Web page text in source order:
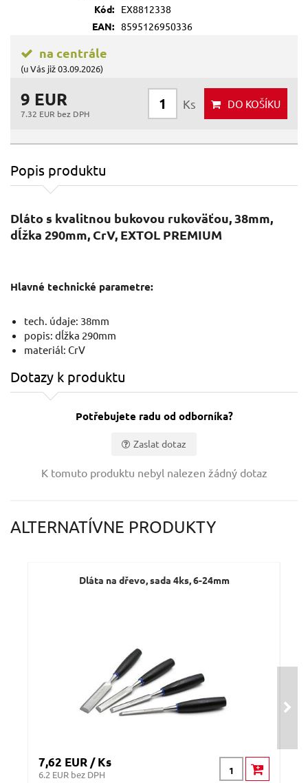
Kód:
EX8812338
EAN: 8595126950336
na centrále
(u Vás již 03.09.2026)
9 EUR
7.32 EUR bez DPH
Ks DO KOŠÍKU
Popis produktu
Dláto s kvalitnou bukovou rukoväťou, 38mm,
dĺžka 290mm, CrV, EXTOL PREMIUM
Hlavné technické parametre:
tech. údaje: 38mm
popis: dĺžka 290mm
materiál: CrV
Dotazy k produktu
Potřebujete radu od odborníka?
Zaslat dotaz
K tomuto produktu nebyl nalezen žádný dotaz
ALTERNATÍVNE PRODUKTY
Dláta na dřevo, sada 4ks, 6-24mm
7,62 EUR / Ks
6.2 EUR bez DPH